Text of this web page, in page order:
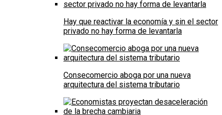
Hay que reactivar la economía y sin el sector
privado no hay forma de levantarla
Consecomercio aboga por una nueva
arquitectura del sistema tributario